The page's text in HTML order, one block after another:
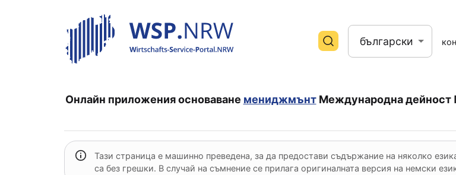
български
Онлайн приложения основаване мениджмънт Международна дейност
Тази страница е машинно преведена, за да предостави съдържание на няколко
са без грешки. В случай на съмнение се прилага оригиналната версия на немски